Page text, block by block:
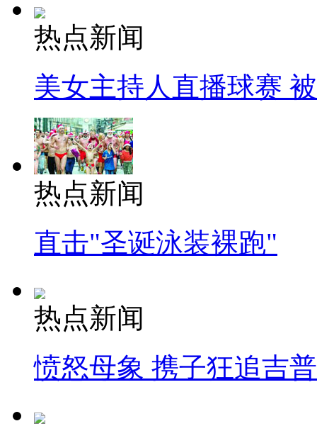
热点新闻
美女主持人直播球赛
热点新闻
直击"圣诞泳装裸跑"
热点新闻
愤怒母象 携子狂追吉